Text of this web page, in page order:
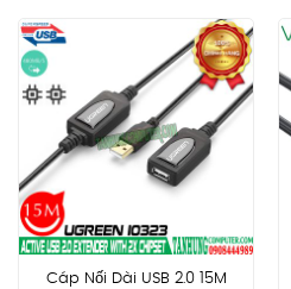
Cáp Nối Dài USB 2.0 15M